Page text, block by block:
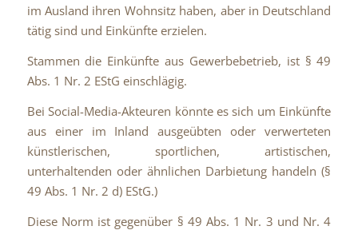
im Ausland ihren Wohnsitz haben, aber in Deutschland
tätig sind und Einkünfte erzielen.
Stammen die Einkünfte aus Gewerbebetrieb, ist § 49
Abs. 1 Nr. 2 EStG einschlägig.
Bei Social-Media-Akteuren könnte es sich um Einkünfte
aus einer im Inland ausgeübten oder verwerteten
künstlerischen, sportlichen, artistischen,
unterhaltenden oder ähnlichen Darbietung handeln (§
49 Abs. 1 Nr. 2 d) EStG.)
Diese Norm ist gegenüber § 49 Abs. 1 Nr. 3 und Nr. 4